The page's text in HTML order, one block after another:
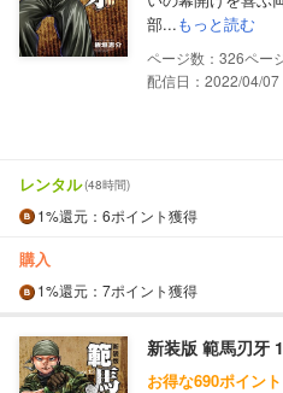
部...もっと読む
326
配信日：2022/04/07
レンタル(48時間)
1%還元 ：6ポイント獲得
購入
1%還元 ：7ポイント獲得
新装版 範馬刃牙
お得な690ポイン